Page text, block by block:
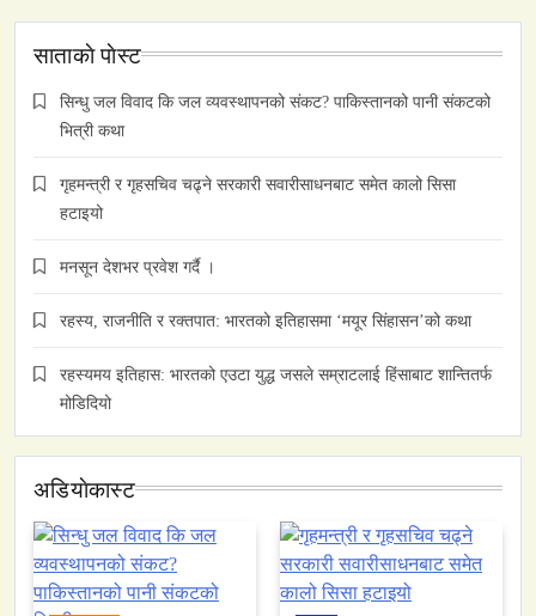
साताकाे पाेस्ट
सिन्धु जल विवाद कि जल व्यवस्थापनको संकट? पाकिस्तानको पानी संकटको
भित्री कथा
गृहमन्त्री र गृहसचिव चढ्ने सरकारी सवारीसाधनबाट समेत कालो सिसा
हटाइयो
मनसून देशभर प्रवेश गर्दै ।
रहस्य, राजनीति र रक्तपात: भारतको इतिहासमा ‘मयूर सिंहासन’को कथा
रहस्यमय इतिहास: भारतको एउटा युद्ध जसले सम्राटलाई हिंसाबाट शान्तितर्फ
मोडिदियो
अडियाेकास्ट